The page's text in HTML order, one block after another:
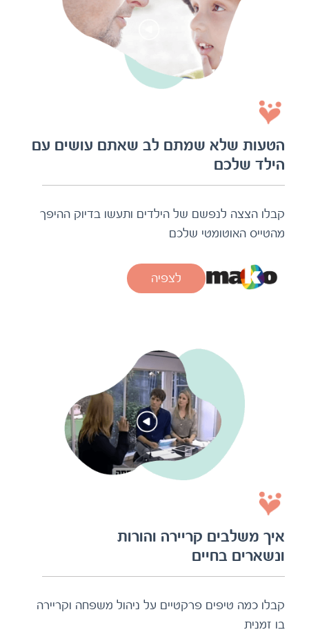
הטעות שלא שמתם לב שאתם עושים עם
הילד שלכם
מהטייס האוטומטי שלכם
לצפיה
איך משלבים קריירה והורות
ונשארים בחיים
בו זמנית